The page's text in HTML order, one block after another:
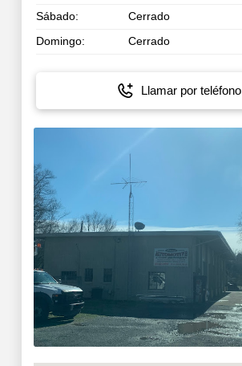
Sábado: Cerrado
Domingo: Cerrado
Llamar por teléfono